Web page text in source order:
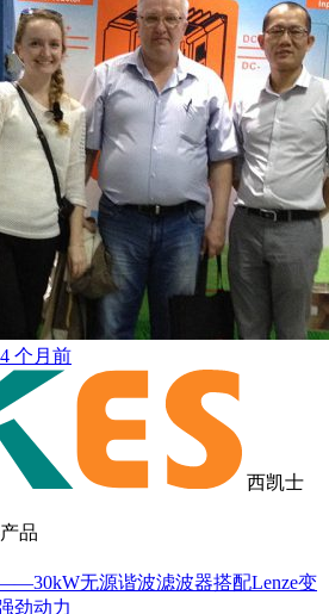
4 个月前
西凯士
品
无源谐波滤波器搭配Lenze变
劲动力